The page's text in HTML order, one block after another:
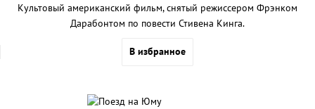
Культовый американский фильм, снятый режиссером Фрэнком
Дарабонтом по повести Стивена Кинга.
В избранное